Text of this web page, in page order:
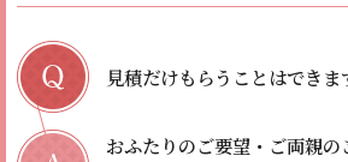
見積だけもらうことはできま
おふたりのご要望・ご両親